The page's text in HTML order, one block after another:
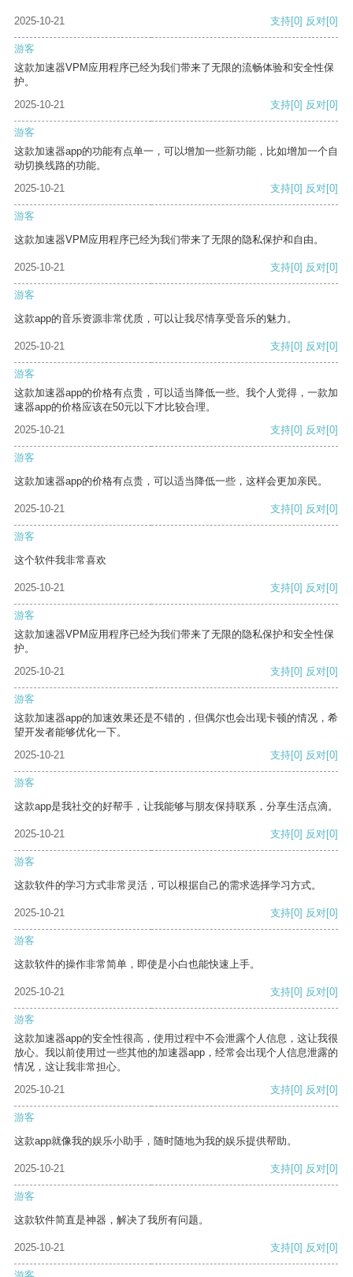
2025-10-21 支持[0] 反对[0]
游客
这款加速器VPM应用程序已经为我们带来了无限的流畅体验和安全性保
护。
2025-10-21
支持[0] 反对[0]
游客
这款加速器app的功能有点单一，可以增加一些新功能，比如增加一个自
动切换线路的功能。
2025-10-21
支持[0] 反对[0]
游客
这款加速器VPM应用程序已经为我们带来了无限的隐私保护和自由。
2025-10-21 支持[0] 反对[0]
游客
这款app的音乐资源非常优质，可以让我尽情享受音乐的魅力。
2025-10-21 支持[0] 反对[0]
游客
这款加速器app的价格有点贵，可以适当降低一些。我个人觉得，一款加
速器app的价格应该在50元以下才比较合理。
2025-10-21
支持[0] 反对[0]
游客
这款加速器app的价格有点贵，可以适当降低一些，这样会更加亲民。
2025-10-21 支持[0] 反对[0]
游客
这个软件我非常喜欢
2025-10-21 支持[0] 反对[0]
游客
这款加速器VPM应用程序已经为我们带来了无限的隐私保护和安全性保
护。
2025-10-21
支持[0] 反对[0]
游客
这款加速器app的加速效果还是不错的，但偶尔也会出现卡顿的情况，希
望开发者能够优化一下。
2025-10-21
支持[0] 反对[0]
游客
这款app是我社交的好帮手，让我能够与朋友保持联系，分享生活点滴。
2025-10-21 支持[0] 反对[0]
游客
这款软件的学习方式非常灵活，可以根据自己的需求选择学习方式。
2025-10-21 支持[0] 反对[0]
游客
这款软件的操作非常简单，即使是小白也能快速上手。
2025-10-21 支持[0] 反对[0]
游客
这款加速器app的安全性很高，使用过程中不会泄露个人信息，这让我很
放心。我以前使用过一些其他的加速器app，经常会出现个人信息泄露的
情况，这让我非常担心。
2025-10-21
支持[0] 反对[0]
游客
这款app就像我的娱乐小助手，随时随地为我的娱乐提供帮助。
2025-10-21 支持[0] 反对[0]
游客
这款软件简直是神器，解决了我所有问题。
2025-10-21 支持[0] 反对[0]